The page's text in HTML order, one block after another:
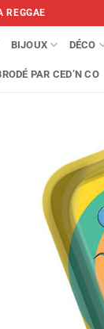
REGGAE
BIJOUX DÉCO
PAR CED’N CO